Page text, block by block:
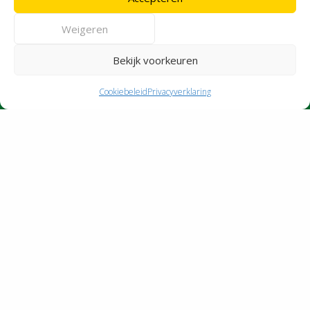
Weigeren
Bekijk voorkeuren
CookiebeleidPrivacyverklaring
vrijdag
Gesloten
Voor de milieustraat gelden afwijkendeopeningstijden